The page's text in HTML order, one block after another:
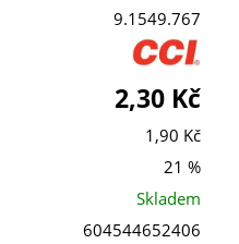
9.1549.767
2,30 Kč
1,90 Kč
21 %
Skladem
604544652406